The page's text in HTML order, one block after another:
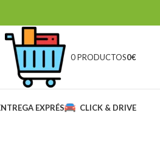
0 PRODUCTOS0€
EXPRÉS CLICK & DRIVE